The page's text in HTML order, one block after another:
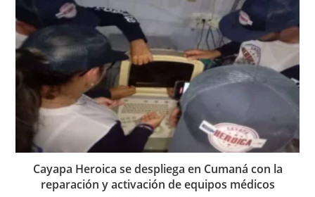
Cayapa Heroica se despliega en Cumaná con la
reparación y activación de equipos médicos